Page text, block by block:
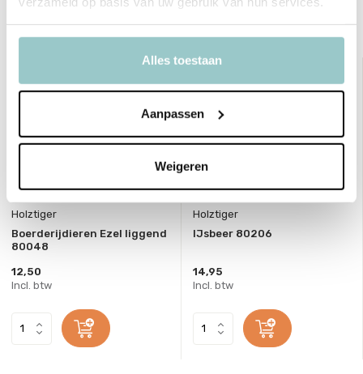
Alles toestaan
Aanpassen
Weigeren
Holztiger
Boerderijdieren Ezel liggend
80048
12,50
Incl. btw
Holztiger
IJsbeer 80206
14,95
Incl. btw